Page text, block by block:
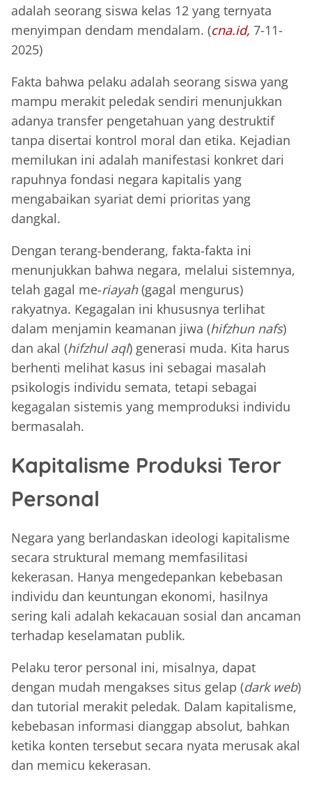
adalah seorang siswa kelas 12 yang ternyata
menyimpan dendam mendalam. (cna.id, 7-11-
2025)
Fakta bahwa pelaku adalah seorang siswa yang
mampu merakit peledak sendiri menunjukkan
adanya transfer pengetahuan yang destruktif
tanpa disertai kontrol moral dan etika. Kejadian
memilukan ini adalah manifestasi konkret dari
rapuhnya fondasi negara kapitalis yang
mengabaikan syariat demi prioritas yang
dangkal.
Dengan terang-benderang, fakta-fakta ini
menunjukkan bahwa negara, melalui sistemnya,
telah gagal me-riayah(gagal mengurus)
rakyatnya. Kegagalan ini khususnya terlihat
dalam menjamin keamanan jiwa (hifzhun nafs)
dan akal (hifzhul aql) generasi muda. Kita harus
berhenti melihat kasus ini sebagai masalah
psikologis individu semata, tetapi sebagai
kegagalan sistemis yang memproduksi individu
bermasalah.
Kapitalisme Produksi Teror
Personal
Negara yang berlandaskan ideologi kapitalisme
secara struktural memang memfasilitasi
kekerasan. Hanya mengedepankan kebebasan
individu dan keuntungan ekonomi, hasilnya
sering kali adalah kekacauan sosial dan ancaman
terhadap keselamatan publik.
Pelaku teror personal ini, misalnya, dapat
dengan mudah mengakses situs gelap (dark web)
dan tutorial merakit peledak. Dalam kapitalisme,
kebebasan informasi dianggap absolut, bahkan
ketika konten tersebut secara nyata merusak akal
dan memicu kekerasan.